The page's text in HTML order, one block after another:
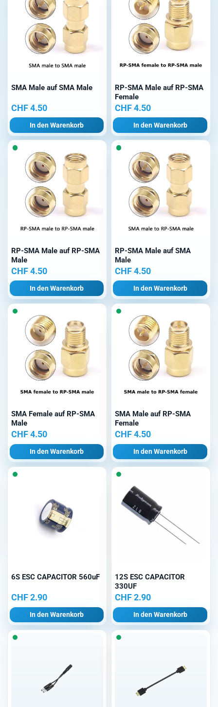
SMA Male auf SMA Male
CHF4.50
In den Warenkorb
RP-SMA Male auf RP-SMA
Female
CHF4.50
In den Warenkorb
RP-SMA Male auf RP-SMA
Male
CHF4.50
In den Warenkorb
RP-SMA Male auf SMA
Male
CHF4.50
In den Warenkorb
SMA Female auf RP-SMA
Male
CHF4.50
In den Warenkorb
SMA Male auf RP-SMA
Female
CHF4.50
In den Warenkorb
6S ESC CAPACITOR 560uF
CHF2.90
In den Warenkorb
12S ESC CAPACITOR
330UF
CHF2.90
In den Warenkorb